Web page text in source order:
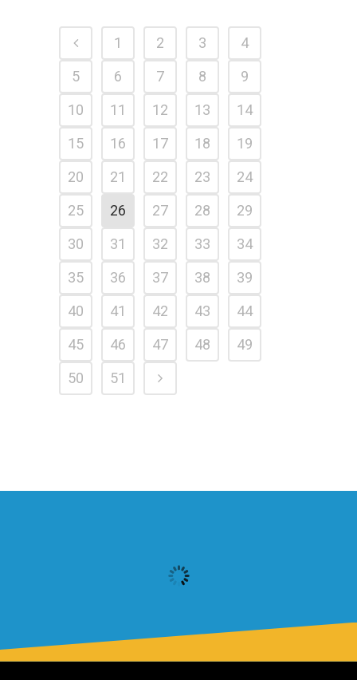
1 2 3
4
5
6 7 8
9
10
11 12 13
14
15
16 17 18
19
20
21 22 23
24
25
26 27 28
29
30
31 32 33
34
35
36 37 38
39
40
41 42 43
44
45
46 47 48
49
50
51